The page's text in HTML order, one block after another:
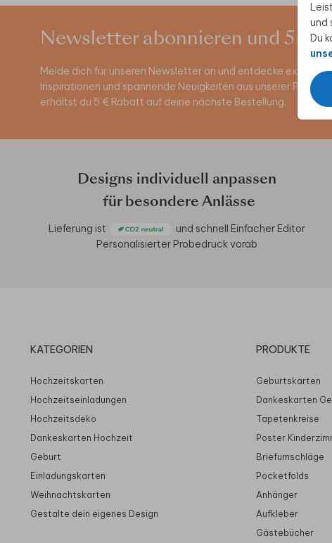
und
Du
Newsletter abonnieren und 5 €
Melde dich für unseren Newsletter an und entdecke
Inspirationen und spannende Neuigkeiten aus unserer
erhältst du 5 € Rabatt auf deine nächste Bestellung.
Designs individuell anpassen
für besondere Anlässe
Lieferung ist und schnell Einfacher Editor
Personalisierter Probedruck vorab
KATEGORIEN
Hochzeitskarten
Hochzeitseinladungen
Hochzeitsdeko
Dankeskarten Hochzeit
Geburt
Einladungskarten
Weihnachtskarten
Gestalte dein eigenes Design
PRODUKTE
Geburtskarten
Dankeskarten
Tapetenkreise
Poster
Briefumschläge
Pocketfolds
Anhänger
Aufkleber
Gästebücher